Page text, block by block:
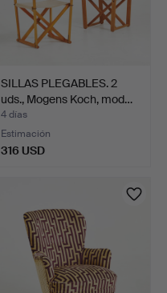
SILLAS PLEGABLES. 2
uds., Mogens Koch, mod…
4 días
Estimación
316 USD